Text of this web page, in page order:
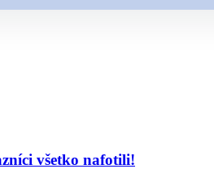
všetko nafotili!